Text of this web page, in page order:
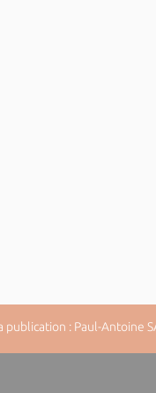
: Paul-Antoine